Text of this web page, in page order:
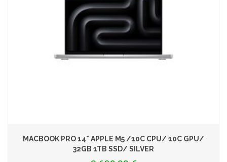
MACBOOK PRO 14" APPLE M5 /10C CPU/ 10C GPU/
32GB 1TB SSD/ SILVER